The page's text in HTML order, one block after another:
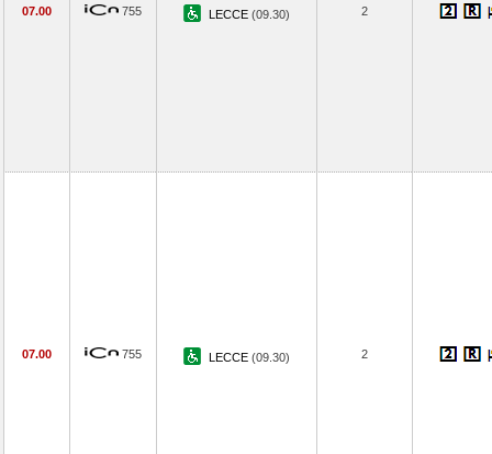
07.00 755 LECCE (09.30) 2
07.00 755 LECCE (09.30) 2